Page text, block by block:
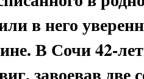
в него
В Сочи 42-